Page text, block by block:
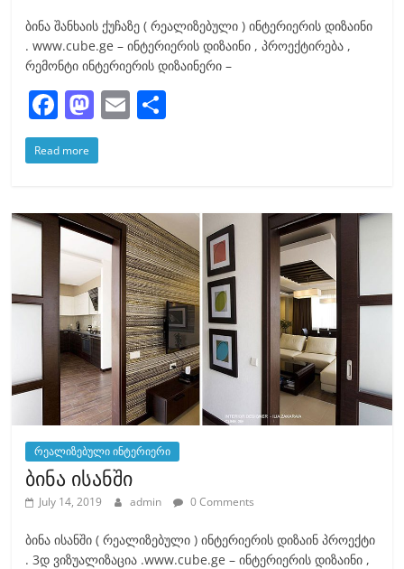
ბინა შანხაის ქუჩაზე ( რეალიზებული ) ინტერიერის დიზაინი
. www.cube.ge – ინტერიერის დიზაინი , პროექტირება ,
რემონტი ინტერიერის დიზაინერი –
F
a
c
b
o
o
k
M
a
st
d
o
n
E
Read more
რეალიზებული ინტერიერი
ბინა ისანში
July 14, 2019 admin 0 Comments
ბინა ისანში ( რეალიზებული ) ინტერიერის დიზაინ პროექტი
. 3დ ვიზუალიზაცია .www.cube.ge – ინტერიერის დიზაინი ,